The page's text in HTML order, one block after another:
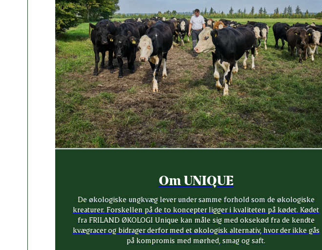
Om UNIQUE
De økologiske ungkvæg lever under samme forhold som de økologiske
kreaturer. Forskellen på de to koncepter ligger i kvaliteten på kødet. Kødet
fra FRILAND ØKOLOGI Unique kan måle sig med oksekød fra de kendte
kvægracer og bidrager derfor med et økologisk alternativ, hvor der ikke gås
på kompromis med mørhed, smag og saft.